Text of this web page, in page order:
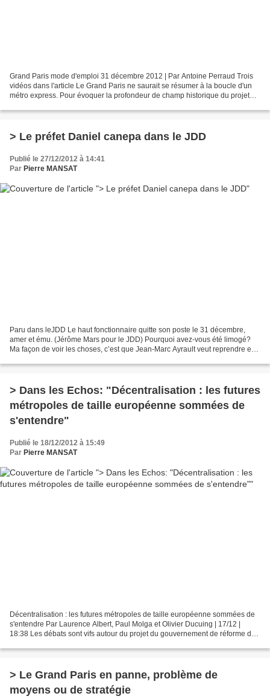
Grand Paris mode d'emploi 31 décembre 2012 | Par Antoine Perraud Trois
vidéos dans l'article Le Grand Paris ne saurait se résumer à la boucle d'un
métro express. Pour évoquer la profondeur de champ historique du projet
> Le préfet Daniel canepa dans le JDD
Publié le 27/12/2012 à 14:41
Par Pierre MANSAT
Paru dans leJDD Le haut fonctionnaire quitte son poste le 31 décembre,
amer et ému. (Jérôme Mars pour le JDD) Pourquoi avez-vous été limogé?
Ma façon de voir les choses, c’est que Jean-Marc Ayrault veut reprendre en
> Dans les Echos: "Décentralisation : les futures
métropoles de taille européenne sommées de
s'entendre"
Publié le 18/12/2012 à 15:49
Par Pierre MANSAT
Décentralisation : les futures métropoles de taille européenne sommées de
s'entendre Par Laurence Albert, Paul Molga et Olivier Ducuing | 17/12 |
18:38 Les débats sont vifs autour du projet du gouvernement de réforme de
> Le Grand Paris en panne, problème de
moyens ou de stratégie